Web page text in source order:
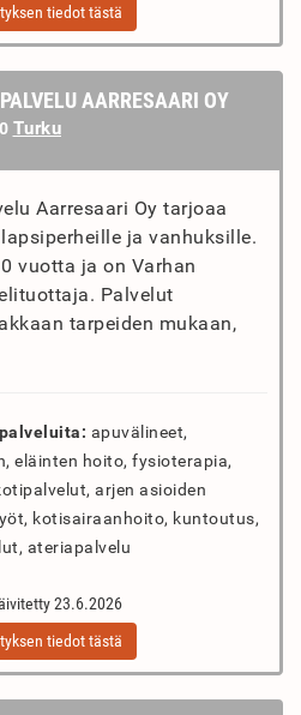
tiedot tästä
AARRESAARI OY
Turku
Aarresaari Oy tarjoaa
ja vanhuksille.
vuotta ja on Varhan
Palvelut
tarpeiden mukaan,
apuvälineet,
eläinten hoito, fysioterapia,
arjen asioiden
kotisairaanhoito, kuntoutus,
ateriapalvelu
23.6.2026
tiedot tästä